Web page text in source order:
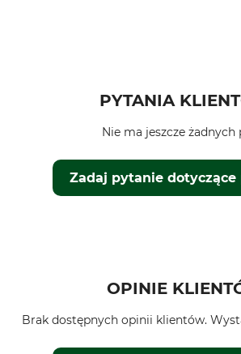
PYTANIA
Zadaj pytanie
Nie ma jeszcze żadnych
OPINIE
Brak dostępnych opinii klientów.